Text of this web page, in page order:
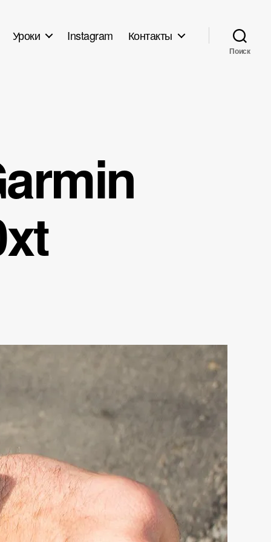
Уроки Instagram Контакты
Поиск